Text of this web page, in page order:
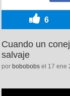
6
Cuando un
salvaje
por bobobobs el 17 ene